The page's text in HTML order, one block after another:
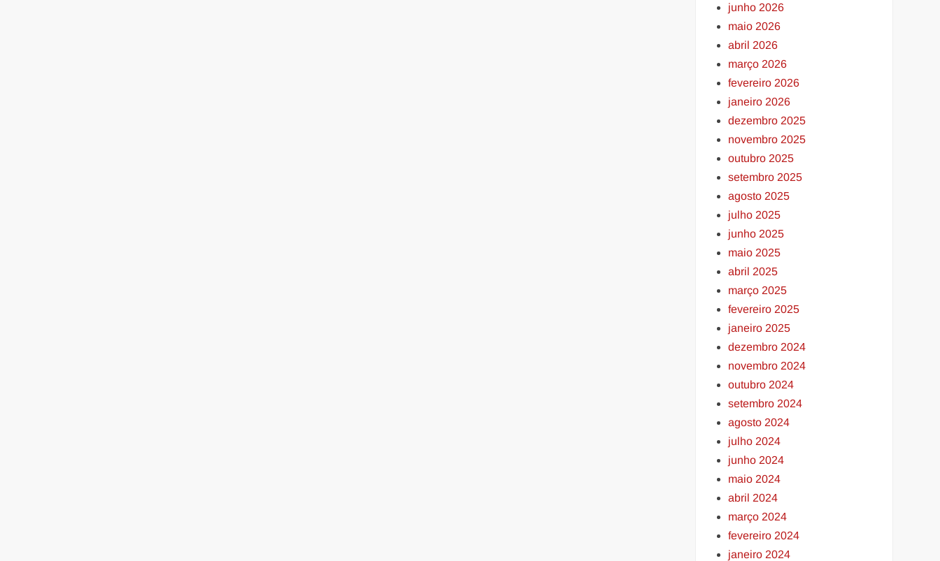
junho 2026
maio 2026
abril 2026
março 2026
fevereiro 2026
janeiro 2026
dezembro 2025
novembro 2025
outubro 2025
setembro 2025
agosto 2025
julho 2025
junho 2025
maio 2025
abril 2025
março 2025
fevereiro 2025
janeiro 2025
dezembro 2024
novembro 2024
outubro 2024
setembro 2024
agosto 2024
julho 2024
junho 2024
maio 2024
abril 2024
março 2024
fevereiro 2024
janeiro 2024